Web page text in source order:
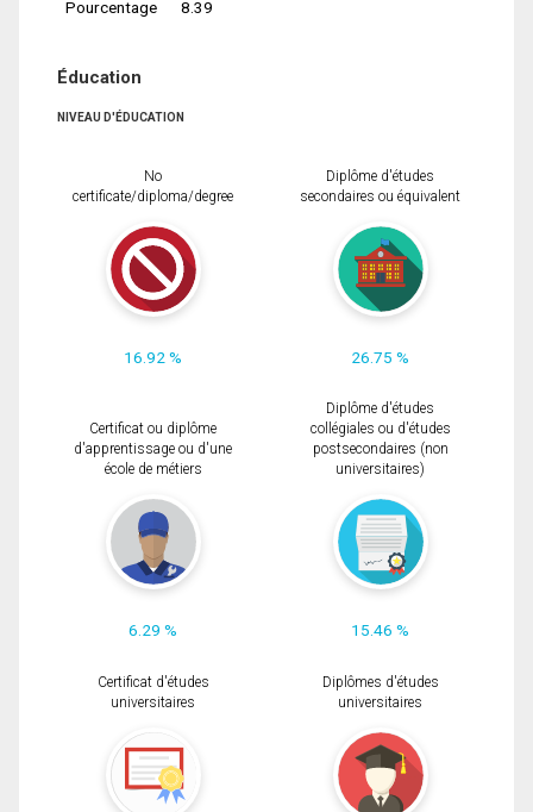
Pourcentage
8.39
Éducation
NIVEAU D'ÉDUCATION
No
certificate/diploma/degree
16.92 %
Diplôme d'études
secondaires ou équivalent
26.75 %
Certificat ou diplôme
d'apprentissage ou d'une
école de métiers
6.29 %
Diplôme d'études
collégiales ou d'études
postsecondaires (non
universitaires)
15.46 %
Certificat d'études
universitaires
Diplômes d'études
universitaires